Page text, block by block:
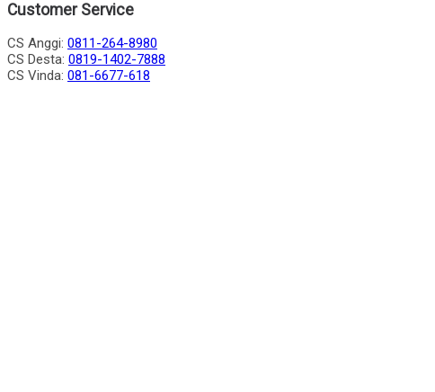
Customer Service
CS Anggi: 0811-264-8980
CS Desta: 0819-1402-7888
CS Vinda: 081-6677-618